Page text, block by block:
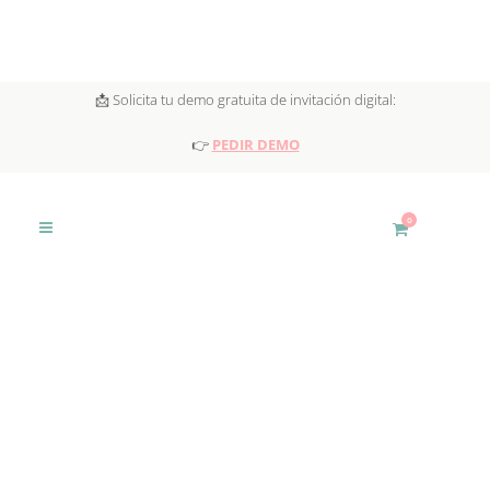
📩 Solicita tu demo gratuita de invitación digital:
👉 PEDIR DEMO
0